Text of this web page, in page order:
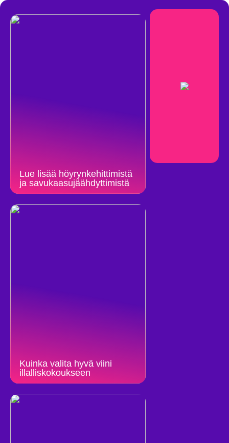
Lue lisää höyrynkehittimistä
ja savukaasujäähdyttimistä
Kuinka valita hyvä viini
illalliskokoukseen